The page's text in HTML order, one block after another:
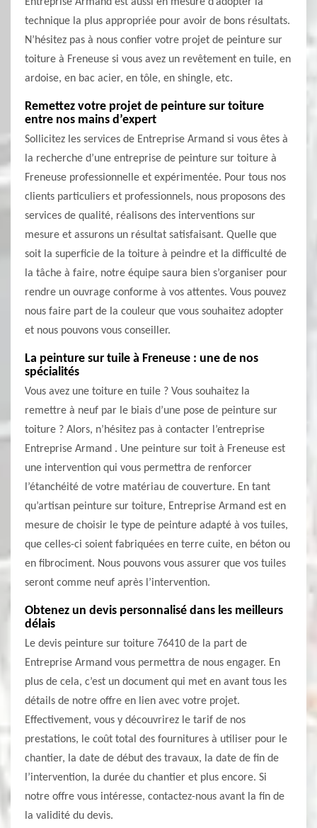
technique la plus appropriée pour avoir de bons résultats.
N’hésitez pas à nous confier votre projet de peinture sur
toiture à Freneuse si vous avez un revêtement en tuile, en
ardoise, en bac acier, en tôle, en shingle, etc.
Remettez votre projet de peinture sur toiture
entre nos mains d’expert
Sollicitez les services de Entreprise Armand si vous êtes à
la recherche d’une entreprise de peinture sur toiture à
Freneuse professionnelle et expérimentée. Pour tous nos
clients particuliers et professionnels, nous proposons des
services de qualité, réalisons des interventions sur
mesure et assurons un résultat satisfaisant. Quelle que
soit la superficie de la toiture à peindre et la difficulté de
la tâche à faire, notre équipe saura bien s’organiser pour
rendre un ouvrage conforme à vos attentes. Vous pouvez
nous faire part de la couleur que vous souhaitez adopter
et nous pouvons vous conseiller.
La peinture sur tuile à Freneuse : une de nos
spécialités
Vous avez une toiture en tuile ? Vous souhaitez la
remettre à neuf par le biais d’une pose de peinture sur
toiture ? Alors, n’hésitez pas à contacter l’entreprise
Entreprise Armand . Une peinture sur toit à Freneuse est
une intervention qui vous permettra de renforcer
l’étanchéité de votre matériau de couverture. En tant
qu’artisan peinture sur toiture, Entreprise Armand est en
mesure de choisir le type de peinture adapté à vos tuiles,
que celles-ci soient fabriquées en terre cuite, en béton ou
en fibrociment. Nous pouvons vous assurer que vos tuiles
seront comme neuf après l’intervention.
Obtenez un devis personnalisé dans les meilleurs
délais
Le devis peinture sur toiture 76410 de la part de
Entreprise Armand vous permettra de nous engager. En
plus de cela, c’est un document qui met en avant tous les
détails de notre offre en lien avec votre projet.
Effectivement, vous y découvrirez le tarif de nos
prestations, le coût total des fournitures à utiliser pour le
chantier, la date de début des travaux, la date de fin de
l’intervention, la durée du chantier et plus encore. Si
notre offre vous intéresse, contactez-nous avant la fin de
la validité du devis.